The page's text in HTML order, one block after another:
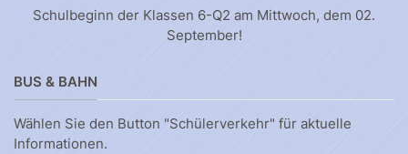
Schulbeginn der Klassen 6-Q2 am Mittwoch, dem 02.
September!
BUS & BAHN
Wählen Sie den Button "Schülerverkehr" für aktuelle
Informationen.